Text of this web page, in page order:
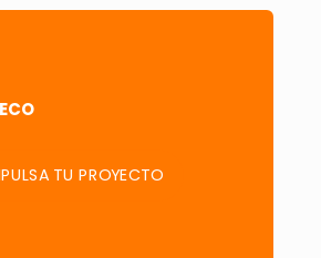
TU PROYECTO